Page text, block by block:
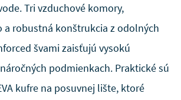
Tri vzduchové komory,
a robustná konštrukcia z odolných
švami zaisťujú vysokú
podmienkach. Praktické sú
kufre na posuvnej lište, ktoré